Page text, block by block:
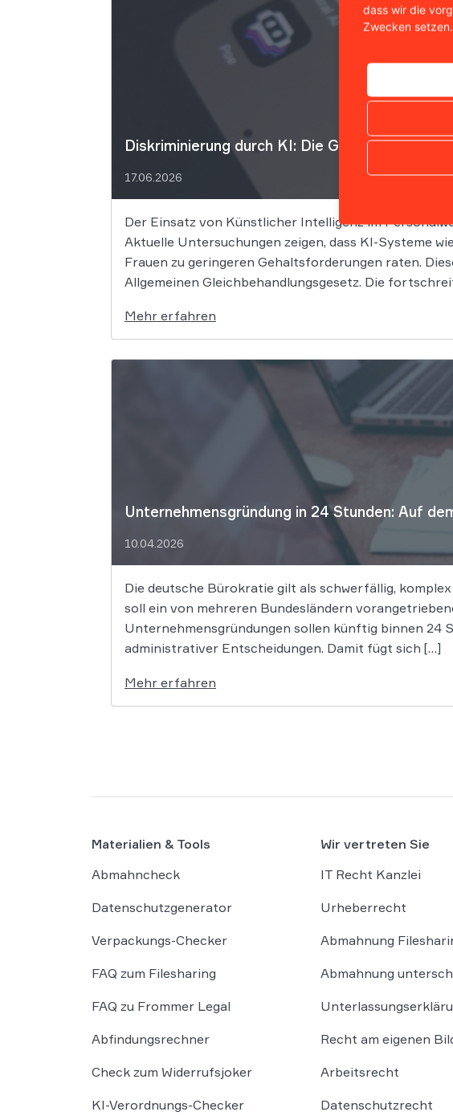
Diskriminierung durch KI: Die Grenzen von
17.06.2026
Der Einsatz von Künstlicher Intelligenz im
Aktuelle Untersuchungen zeigen, dass KI-Systeme
Frauen zu geringeren Gehaltsforderungen raten.
Allgemeinen Gleichbehandlungsgesetz. Die
Mehr erfahren
Unternehmensgründung in 24 Stunden: Auf
10.04.2026
Die deutsche Bürokratie gilt als schwerfällig,
soll ein von mehreren Bundesländern
Unternehmensgründungen sollen künftig binnen 24
administrativer Entscheidungen. Damit fügt sich […]
Mehr erfahren
Materialien & Tools
Abmahncheck
Datenschutzgenerator
Verpackungs-Checker
FAQ zum Filesharing
FAQ zu Frommer Legal
Abfindungsrechner
Check zum Widerrufsjoker
KI-Verordnungs-Checker
Wir vertreten Sie
IT Recht Kanzlei
Urheberrecht
Abmahnung
Abmahnung
Recht am eigenen
Arbeitsrecht
Datenschutzrecht
dass wir die
Zwecken setzen.